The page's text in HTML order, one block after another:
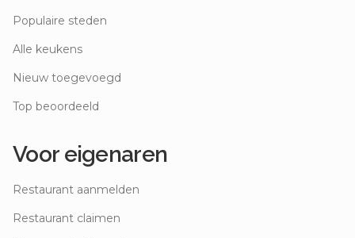
Populaire steden
Alle keukens
Nieuw toegevoegd
Top beoordeeld
Voor eigenaren
Restaurant aanmelden
Restaurant claimen